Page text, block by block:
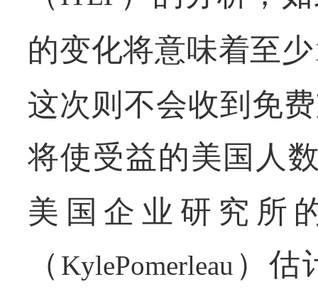
的变化将意味着至少
这次则不会收到免
将使受益的美国人
美国企业研究所
（ KylePomerleau ）估